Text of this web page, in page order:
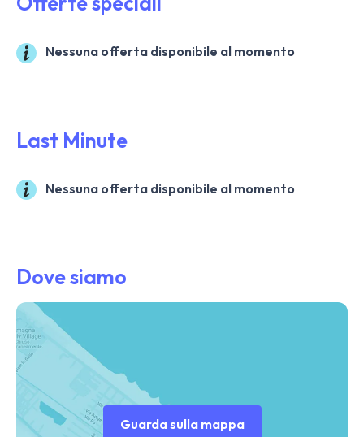
Nessuna offerta disponibile al momento
Last Minute
Nessuna offerta disponibile al momento
Dove siamo
Guarda sulla mappa